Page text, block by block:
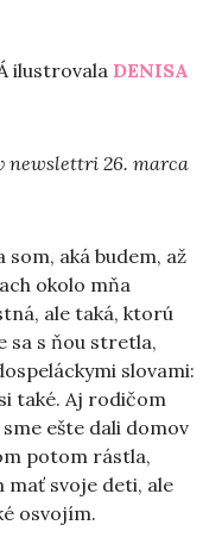
ilustrovala DENISA
newslettri 26. marca
som, aká budem, až
okolo mňa
ale taká, ktorú
sa s ňou stretla,
slovami:
také. Aj rodičom
ešte dali domov
potom rástla,
mať svoje deti, ale
osvojím.